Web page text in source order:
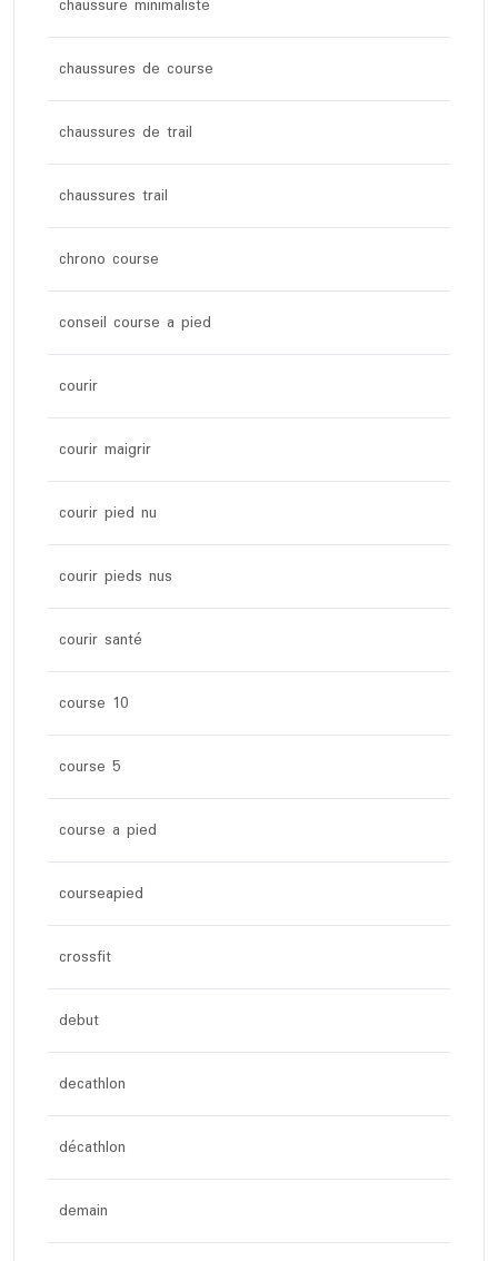
chaussure minimaliste
chaussures de course
chaussures de trail
chaussures trail
chrono course
conseil course a pied
courir
courir maigrir
courir pied nu
courir pieds nus
courir santé
course 10
course 5
course a pied
courseapied
crossfit
debut
decathlon
décathlon
demain